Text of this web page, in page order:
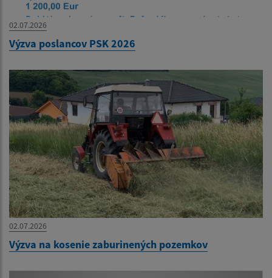
02.07.2026
Výzva poslancov PSK 2026
02.07.2026
Výzva na kosenie zaburinených pozemkov